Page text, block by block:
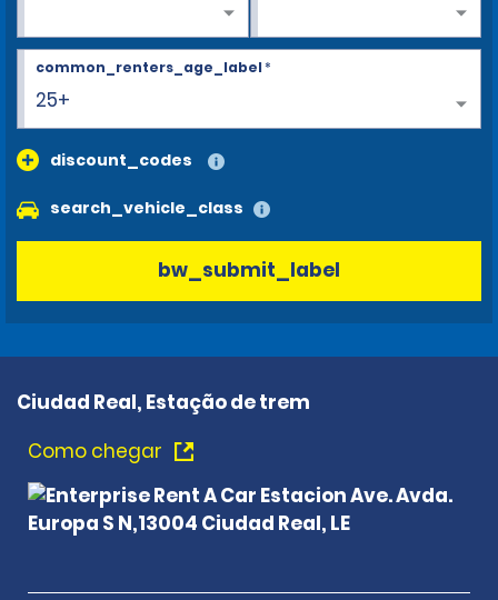
25+
common_renters_age_label*
discount_codes
search_vehicle_class
bw_submit_label
Ciudad Real, Estação de trem
Como chegar